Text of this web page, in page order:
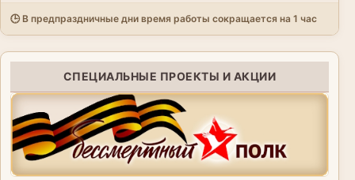
🕒 В предпраздничные дни время работы сокращается на 1 час
СПЕЦИАЛЬНЫЕ ПРОЕКТЫ И АКЦИИ